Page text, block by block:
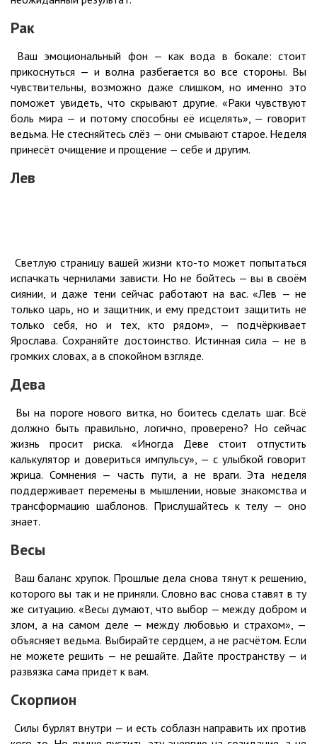
Рак
Ваш эмоциональный фон — как вода в бокале: стоит
прикоснуться — и волна разбегается во все стороны. Вы
чувствительны, возможно даже слишком, но именно это
поможет увидеть, что скрывают другие. «Раки чувствуют
боль мира — и потому способны её исцелять», — говорит
ведьма. Не стесняйтесь слёз — они смывают старое. Неделя
принесёт очищение и прощение — себе и другим.
Лев
Светлую страницу вашей жизни кто-то может попытаться
испачкать чернилами зависти. Но не бойтесь — вы в своём
сиянии, и даже тени сейчас работают на вас. «Лев — не
только царь, но и защитник, и ему предстоит защитить не
только себя, но и тех, кто рядом», — подчёркивает
Ярослава. Сохраняйте достоинство. Истинная сила — не в
громких словах, а в спокойном взгляде.
Дева
Вы на пороге нового витка, но боитесь сделать шаг. Всё
должно быть правильно, логично, проверено? Но сейчас
жизнь просит риска. «Иногда Деве стоит отпустить
калькулятор и довериться импульсу», — с улыбкой говорит
жрица. Сомнения — часть пути, а не враги. Эта неделя
поддерживает перемены в мышлении, новые знакомства и
трансформацию шаблонов. Прислушайтесь к телу — оно
знает.
Весы
Ваш баланс хрупок. Прошлые дела снова тянут к решению,
которого вы так и не приняли. Словно вас снова ставят в ту
же ситуацию. «Весы думают, что выбор — между добром и
злом, а на самом деле — между любовью и страхом», —
объясняет ведьма. Выбирайте сердцем, а не расчётом. Если
не можете решить — не решайте. Дайте пространству — и
развязка сама придёт к вам.
Скорпион
Силы бурлят внутри — и есть соблазн направить их против